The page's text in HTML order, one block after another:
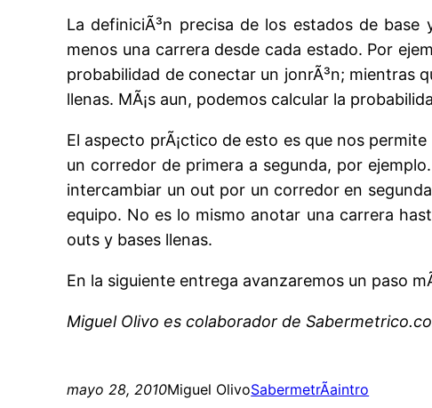
La definiciÃ³n precisa de los estados de
menos una carrera desde cada estado. Por
probabilidad de conectar un jonrÃ³n; mientras
llenas. MÃ¡s aun, podemos calcular la
El aspecto prÃ¡ctico de esto es que nos
un corredor de primera a segunda, por
intercambiar un out por un corredor en
equipo. No es lo mismo anotar una carrera
outs y bases llenas.
En la siguiente entrega avanzaremos un paso
Miguel Olivo es colaborador de
mayo 28, 2010Miguel OlivoSabermetrÃ­aintro